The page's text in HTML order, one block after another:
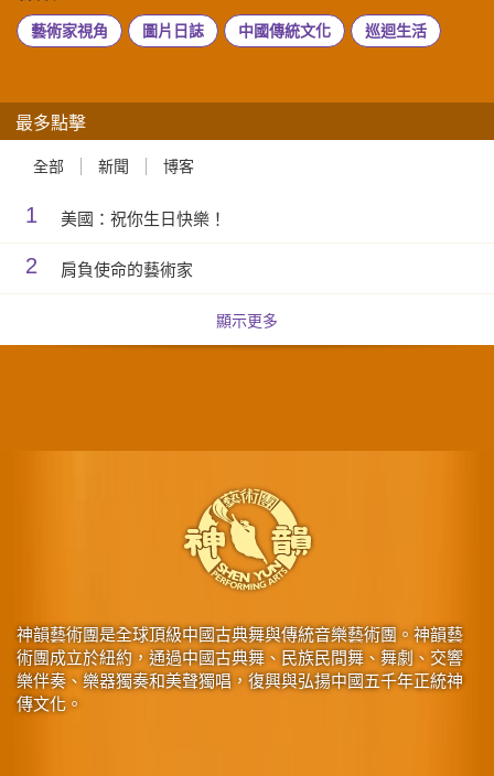
藝術家視角 圖片日誌 中國傳統文化 巡迴生活
最多點擊
全部 新聞 博客
1 美國：祝你生日快樂！
2 肩負使命的藝術家
顯示更多
神韻藝術團是全球頂級中國古典舞與傳統音樂藝術團。神韻藝
術團成立於紐約，通過中國古典舞、民族民間舞、舞劇、交響
樂伴奏、樂器獨奏和美聲獨唱，復興與弘揚中國五千年正統神
傳文化。